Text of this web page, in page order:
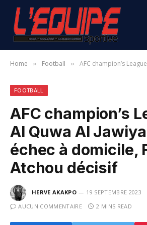
Home » Football » AFC champion’s League J1 : Al Quwa Al Jawiya
FOOTBALL
AFC champion’s
Al Quwa Al
échec à domicile,
Atchou décisif
HERVE AKAKPO
19 SEPTEMBRE 2023
AUCUN COMMENTAIRE
2 MINS READ